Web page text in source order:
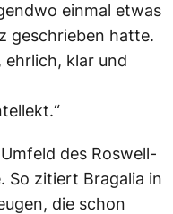
einmal etwas
geschrieben hatte.
ehrlich, klar und
des Roswell-
So zitiert Bragalia in
die schon